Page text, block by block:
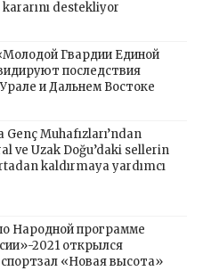
destekliyor
Гвардии Единой
последствия
и Дальнем Востоке
Genç Muhafızları’ndan
ve Uzak Doğu’daki sellerin
kaldırmaya yardımcı
Народной программе
2021 открылся
«Новая высота»